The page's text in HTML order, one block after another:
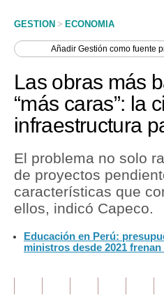
Economía
Mercados
Política
Tu Dinero
Finanzas Personales
GESTION > ECONOMIA
AñadirGestión como fuente
Las obras más
“más caras”: la
infraestructura
El problema no solo
de proyectos
características que
ellos, indicó Capeco.
Educación en Perú:
ministros desde 2021